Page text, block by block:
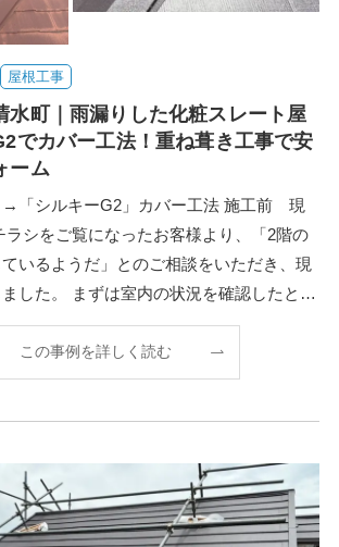
屋根工事
水町｜雨漏りした化粧スレート屋
でカバー工法！重ね葺き工事で安
ーム
シルキーG2」カバー工法 施工前 現
いるようだ」とのご相談をいただき、現
況を確認したとこ
染みが見られ、屋根から
この事例を詳しく読む